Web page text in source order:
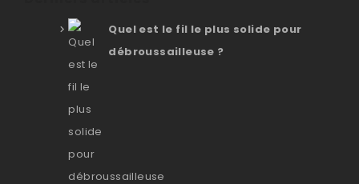
Quel est le fil le plus solide pour
débroussailleuse ?